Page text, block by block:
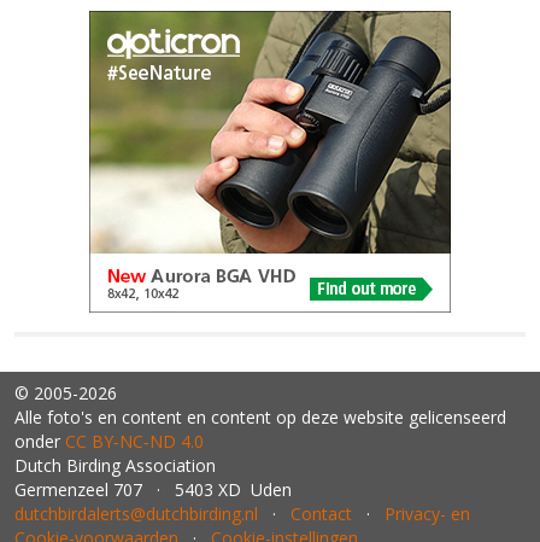
© 2005-2026
Alle foto's en content en content op deze website gelicenseerd
onder CC BY‑NC‑ND 4.0
Dutch Birding Association
Germenzeel 707 · 5403 XD Uden
dutchbirdalerts@dutchbirding.nl · Contact · Privacy- en